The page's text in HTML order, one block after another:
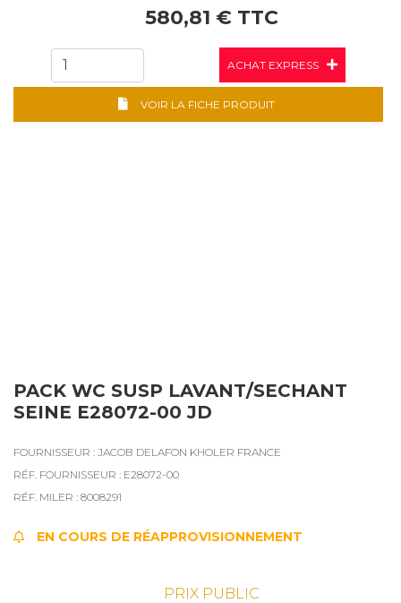
580,81 € TTC
ACHAT EXPRESS
VOIR LA FICHE PRODUIT
PACK WC SUSP LAVANT/SECHANT
SEINE E28072-00 JD
FOURNISSEUR : JACOB DELAFON KHOLER FRANCE
RÉF. FOURNISSEUR : E28072-00
RÉF. MILER : 8008291
EN COURS DE RÉAPPROVISIONNEMENT
PRIX PUBLIC